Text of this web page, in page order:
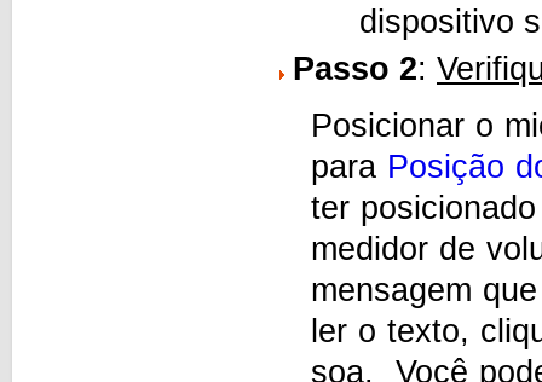
dispositivo
Passo 2:
Posicionar o
para Posição
ter
medidor de
mensagem
ler o texto,
soa. Você